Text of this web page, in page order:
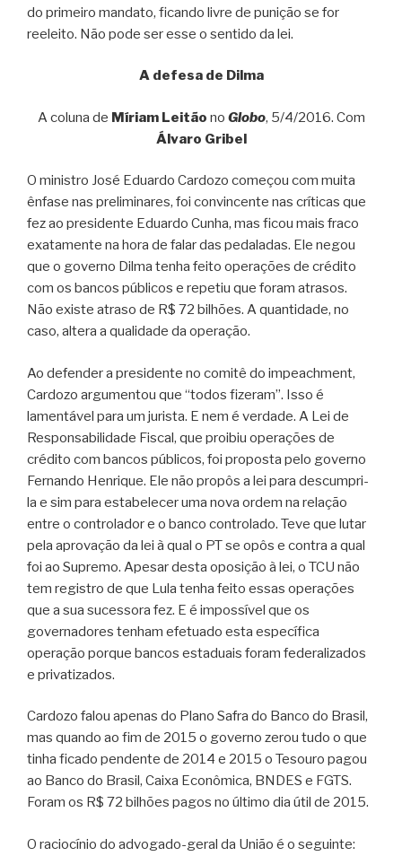
do primeiro mandato, ficando livre de punição se for
reeleito. Não pode ser esse o sentido da lei.
A defesa de Dilma
A coluna de Míriam Leitão no Globo, 5/4/2016. Com
Álvaro Gribel
O ministro José Eduardo Cardozo começou com muita
ênfase nas preliminares, foi convincente nas críticas que
fez ao presidente Eduardo Cunha, mas ficou mais fraco
exatamente na hora de falar das pedaladas. Ele negou
que o governo Dilma tenha feito operações de crédito
com os bancos públicos e repetiu que foram atrasos.
Não existe atraso de R$ 72 bilhões. A quantidade, no
caso, altera a qualidade da operação.
Ao defender a presidente no comitê do impeachment,
Cardozo argumentou que “todos fizeram”. Isso é
lamentável para um jurista. E nem é verdade. A Lei de
Responsabilidade Fiscal, que proibiu operações de
crédito com bancos públicos, foi proposta pelo governo
Fernando Henrique. Ele não propôs a lei para descumpri-
la e sim para estabelecer uma nova ordem na relação
entre o controlador e o banco controlado. Teve que lutar
pela aprovação da lei à qual o PT se opôs e contra a qual
foi ao Supremo. Apesar desta oposição à lei, o TCU não
tem registro de que Lula tenha feito essas operações
que a sua sucessora fez. E é impossível que os
governadores tenham efetuado esta específica
operação porque bancos estaduais foram federalizados
e privatizados.
Cardozo falou apenas do Plano Safra do Banco do Brasil,
mas quando ao fim de 2015 o governo zerou tudo o que
tinha ficado pendente de 2014 e 2015 o Tesouro pagou
ao Banco do Brasil, Caixa Econômica, BNDES e FGTS.
Foram os R$ 72 bilhões pagos no último dia útil de 2015.
O raciocínio do advogado-geral da União é o seguinte: